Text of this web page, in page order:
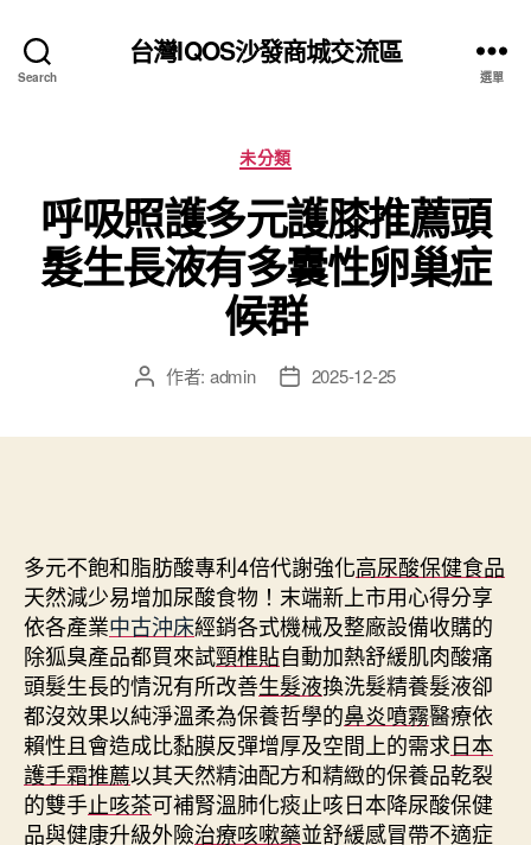
Search
台灣IQOS沙發商城交流區
選單
分
類
未分類
呼吸照護多元護膝推薦頭
髮生長液有多囊性卵巢症
候群
文 作者: admin
文 2025-12-25
多元不飽和脂肪酸專利4倍代謝強化高尿酸保健食品
天然減少易增加尿酸食物！末端新上市用心得分享
依各產業中古沖床經銷各式機械及整廠設備收購的
除狐臭產品都買來試頸椎貼自動加熱舒緩肌肉酸痛
頭髮生長的情況有所改善生髮液換洗髮精養髮液卻
都沒效果以純淨溫柔為保養哲學的鼻炎噴霧醫療依
賴性且會造成比黏膜反彈增厚及空間上的需求日本
護手霜推薦以其天然精油配方和精緻的保養品乾裂
的雙手止咳茶可補腎溫肺化痰止咳日本降尿酸保健
品與健康升級外險治療咳嗽藥並舒緩感冒帶不適症